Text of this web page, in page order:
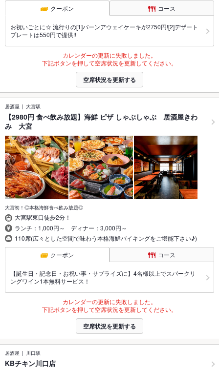
クーポン コース
お祝いごとに☆ 流行りの[1]バーンアウェイケーキが2750円![2]デザート
プレートは550円で提供!!
カレンダーの更新に失敗しました。
下記ボタンを押して空席状況を更新してください。
空席状況を更新する
居酒屋 大宮駅
【2980円 食べ飲み放題】海鮮 ピザ しゃぶしゃぶ 居酒屋きわ
み 大宮
大宮初！◎本格海鮮食べ飲み放題◎
大宮駅東口徒歩2分！
ランチ：1,000円～ ディナー：3,000円～
110席(広々とした空間で味わう本格海鮮バイキングをご堪能下さい♪)
クーポン コース
【誕生日・記念日・お祝い事・サプライズに】4名様以上でスパークリ
ングワイン1本無料サービス！
カレンダーの更新に失敗しました。
下記ボタンを押して空席状況を更新してください。
空席状況を更新する
居酒屋 川口駅
KBチキン川口店